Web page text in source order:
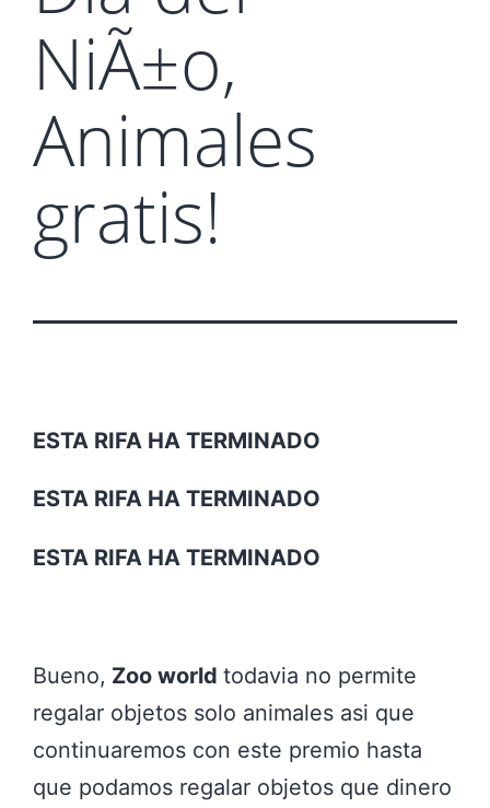
NiÃ±o,
Animales
gratis!
ESTA RIFA HA TERMINADO
ESTA RIFA HA TERMINADO
ESTA RIFA HA TERMINADO
Bueno, Zoo world todavia no permite
regalar objetos solo animales asi que
continuaremos con este premio hasta
que podamos regalar objetos que dinero